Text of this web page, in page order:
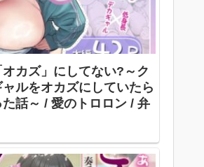
カズ」にしてない?～ク
ルをオカズにしていたら
話～ / 愛のトロロン / 弁